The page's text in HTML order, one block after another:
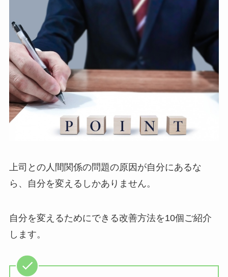
上司との人間関係の問題の原因が自分にあるな
ら、自分を変えるしかありません。
自分を変えるためにできる改善方法を10個ご紹介
します。